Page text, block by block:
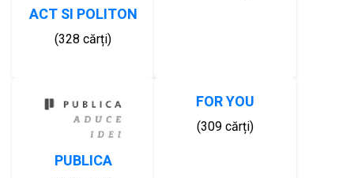
ACT SI POLITON
(328 cărți)
PUBLICA
FOR YOU
(309 cărți)